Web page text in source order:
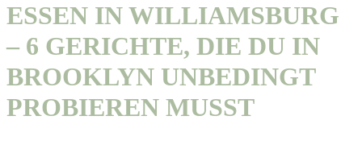
ESSEN IN WILLIAMSBURG
– 6 GERICHTE, DIE DU IN
BROOKLYN UNBEDINGT
PROBIEREN MUSST